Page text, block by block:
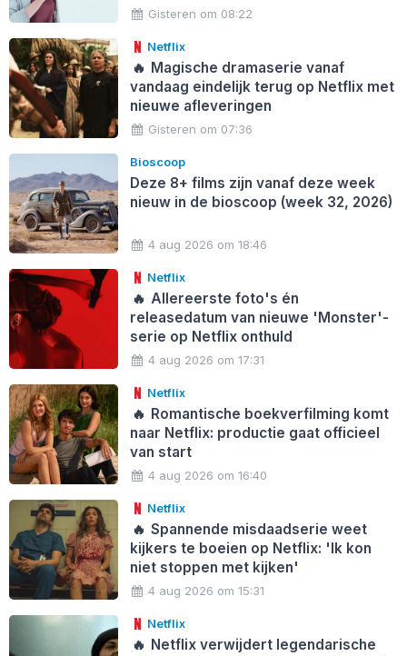
Gisteren om 08:22
Netflix
🔥 Magische dramaserie vanaf
vandaag eindelijk terug op Netflix met
nieuwe afleveringen
Gisteren om 07:36
Bioscoop
Deze 8+ films zijn vanaf deze week
nieuw in de bioscoop (week 32, 2026)
4 aug 2026 om 18:46
Netflix
🔥 Allereerste foto's én
releasedatum van nieuwe 'Monster'-
serie op Netflix onthuld
4 aug 2026 om 17:31
Netflix
🔥 Romantische boekverfilming komt
naar Netflix: productie gaat officieel
van start
4 aug 2026 om 16:40
Netflix
🔥 Spannende misdaadserie weet
kijkers te boeien op Netflix: 'Ik kon
niet stoppen met kijken'
4 aug 2026 om 15:31
Netflix
🔥 Netflix verwijdert legendarische